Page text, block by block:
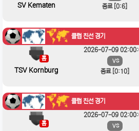
SV Kematen 종료 [0:6]
클럽 친선 경기
홈
TSV Kornburg
2026-07-09
VS
종료 [0:10]
클럽 친선 경기
홈
2026-07-09
VS